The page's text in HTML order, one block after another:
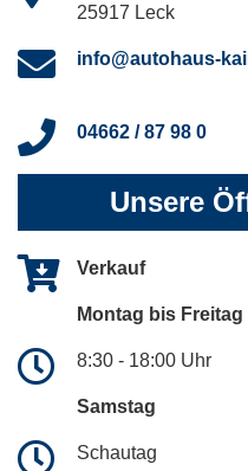
25917 Leck
info@autohaus-
04662 / 87 98 0
Unsere
Verkauf
Montag bis Freitag
8:30 - 18:00 Uhr
Samstag
Schautag